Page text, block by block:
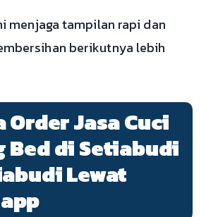
menjaga tampilan rapi dan
berikutnya lebih
Order Jasa Cuci
Bed di Setiabudi
Lewat